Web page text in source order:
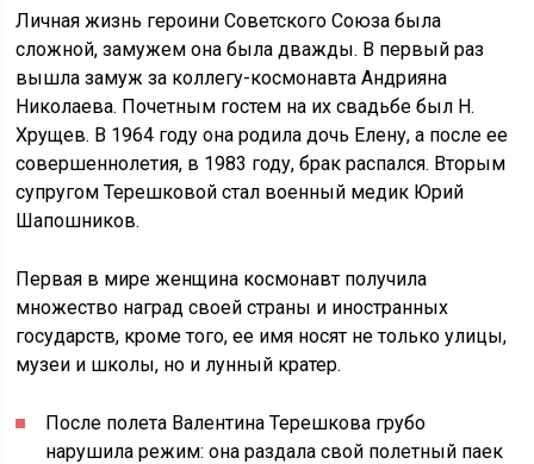
Личная жизнь героини Советского Союза была
сложной, замужем она была дважды. В первый раз
вышла замуж за коллегу-космонавта Андрияна
Николаева. Почетным гостем на их свадьбе был Н.
Хрущев. В 1964 году она родила дочь Елену, а после ее
совершеннолетия, в 1983 году, брак распался. Вторым
супругом Терешковой стал военный медик Юрий
Шапошников.
Первая в мире женщина космонавт получила
множество наград своей страны и иностранных
государств, кроме того, ее имя носят не только улицы,
музеи и школы, но и лунный кратер.
После полета Валентина Терешкова грубо
нарушила режим: она раздала свой полетный паек